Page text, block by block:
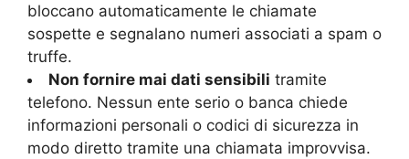
bloccano automaticamente le chiamate
sospette e segnalano numeri associati a spam o
truffe.
Non fornire mai dati sensibili tramite
telefono. Nessun ente serio o banca chiede
informazioni personali o codici di sicurezza in
modo diretto tramite una chiamata improvvisa.